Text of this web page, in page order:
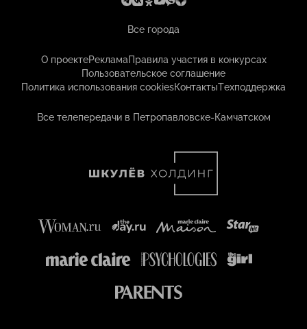
Все города
О проектеРекламаПравила участия в конкурсах
Пользовательское соглашение
Политика использования cookiesКонтактыТехподдержка
Все телепередачи в Петропавловске-Камчатском